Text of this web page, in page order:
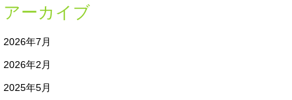
アーカイブ
2026年7月
2026年2月
2025年5月